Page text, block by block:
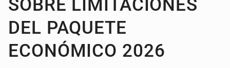
SOBRE LIMITACIONES
DEL PAQUETE
ECONÓMICO 2026